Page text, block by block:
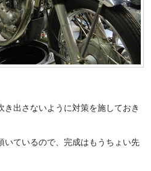
き出さないように対策を施しておき
いているので、完成はもうちょい先